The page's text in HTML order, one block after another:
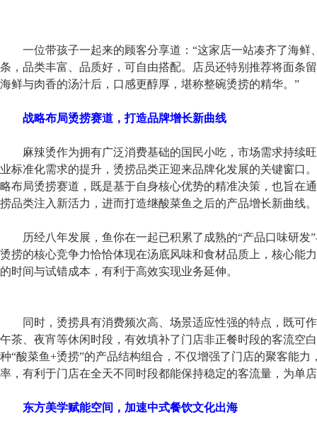
一位带孩子一起来的顾客分享道：“这家店一站凑齐了海鲜
条 ，品类丰富 品质好 ，可自由搭配。 店员还特别推荐将面条
海鲜与肉香的汤汁后 ，口感更醇厚，堪称整碗烫捞的精华。 ”
战略布局烫捞赛道，打造品牌增长新曲线
麻辣烫作为拥有广泛消费基础的国民小吃，市场需求持续
业标准化需求的提升，烫捞品类正迎来品牌化发展的关键窗口
略布局烫捞赛道，既是基于自身核心优势的精准决策，也旨在
捞品类注入新活力，进而打造继酸菜鱼之后的产品增长新曲线。
历经八年发展 ， 鱼你在一起已积累了 成熟的“产品口味研发
烫捞的核心竞争力恰恰体现在汤底风味和食材品质上， 核心能
的时间与试错成本， 有利于高效实现业务延伸。
同时， 烫捞具有消费频次高、场景适应性强的特点，既可
午茶、夜宵等休闲时段 ，有效填补了门店非正餐时段的客流空
种“酸菜鱼+烫捞”的产品结构组合，不仅增强了门店的聚客能力
率， 有利于门店在全天不同时段都能保持稳定的客流量 ，为单
东方美学赋能空间，加速中式餐饮文化出海